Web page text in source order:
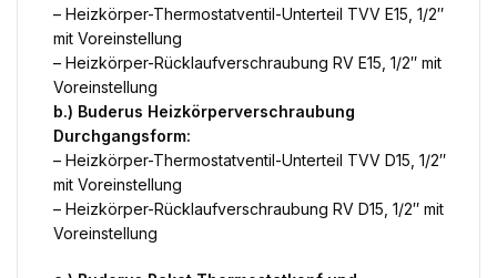
– Heizkörper-Thermostatventil-Unterteil TVV E15, 1/2″
mit Voreinstellung
– Heizkörper-Rücklaufverschraubung RV E15, 1/2″ mit
Voreinstellung
b.) Buderus Heizkörperverschraubung
Durchgangsform:
– Heizkörper-Thermostatventil-Unterteil TVV D15, 1/2″
mit Voreinstellung
– Heizkörper-Rücklaufverschraubung RV D15, 1/2″ mit
Voreinstellung